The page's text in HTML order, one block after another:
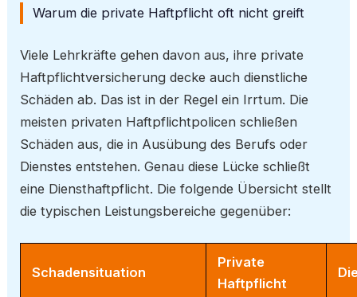
Warum die private Haftpflicht oft nicht greift
Viele Lehrkräfte gehen davon aus, ihre private
Haftpflichtversicherung decke auch dienstliche
Schäden ab. Das ist in der Regel ein Irrtum. Die
meisten privaten Haftpflichtpolicen schließen
Schäden aus, die in Ausübung des Berufs oder
Dienstes entstehen. Genau diese Lücke schließt
eine Diensthaftpflicht. Die folgende Übersicht stellt
die typischen Leistungsbereiche gegenüber:
Schadensituation
Private
Haftpflicht